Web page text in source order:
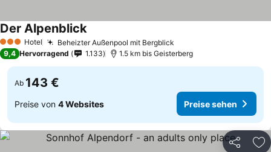
3 SterneHotel Beheizter Außenpool mit Bergblick
Der Alpenblick
9,4 Hervorragend 1.133 1.5 km bis Geisterberg
Ab 143 €
Preise von 4 Websites Preise sehen
Teilen